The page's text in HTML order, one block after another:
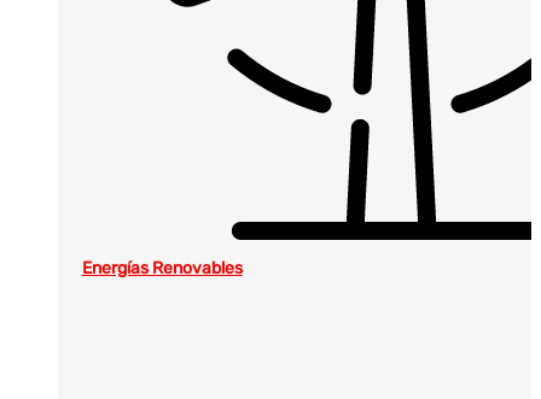
Energías Renovables